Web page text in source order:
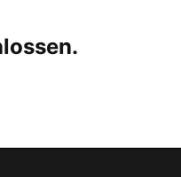
mein Iphone Zuhause
ich schon ohne das Gerät.